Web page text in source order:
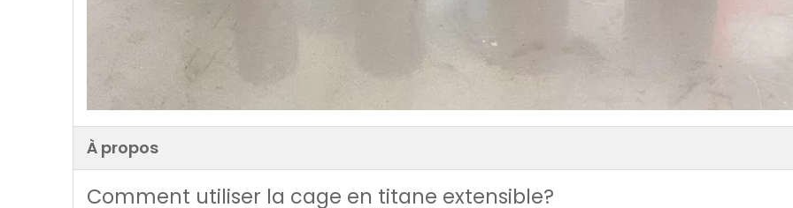
À propos
Comment utiliser la cage en titane extensible?